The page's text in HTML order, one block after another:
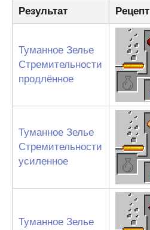
Результат Рецепт
Туманное Зелье
Стремительности
продлённое
Туманное Зелье
Стремительности
усиленное
Туманное Зелье